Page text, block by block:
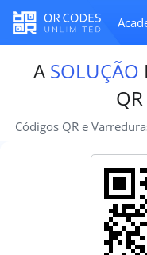
A SOLUÇÃO
Códigos QR e